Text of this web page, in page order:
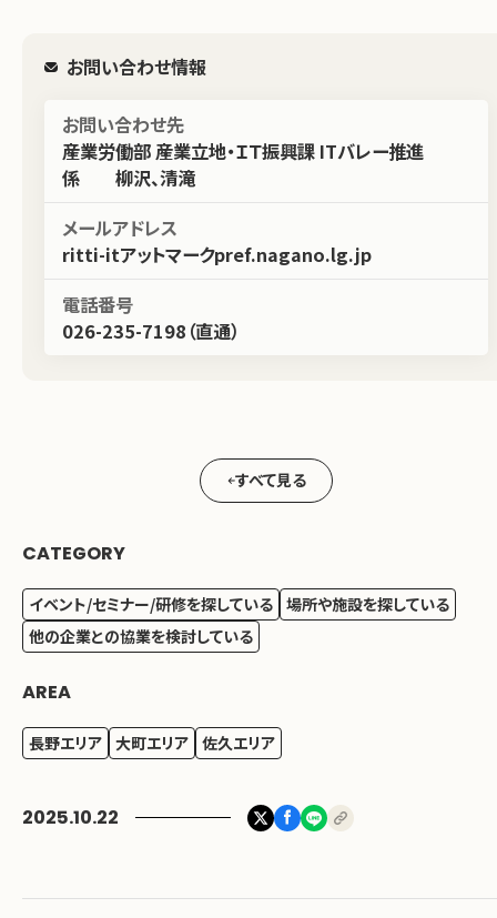
2025.10.22
お問い合わせ情報
お問い合わせ先
産業労働部 産業立地・ＩＴ振興課 ITバレー推進
係 柳沢、清滝
メールアドレス
ritti-itアットマークpref.nagano.lg.jp
電話番号
026-235-7198（直通）
すべて見る
CATEGORY
イベント/セミナー/研修を探している 場所や施設を探している
他の企業との協業を検討している
AREA
長野エリア
長野市
大町エリア
小谷村
佐久エリア
軽井沢町